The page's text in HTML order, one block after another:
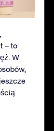
– to
W